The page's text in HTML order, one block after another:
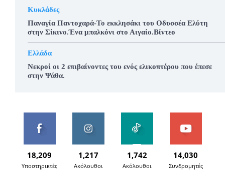
Κυκλάδες
Παναγία Παντοχαρά-Το εκκλησάκι του Οδυσσέα Ελύτη
στην Σίκινο.Ένα μπαλκόνι στο Αιγαίο.Βίντεο
Ελλάδα
Νεκροί οι 2 επιβαίνοντες του ενός ελικοπτέρου που έπεσε
στην Ψάθα.
18,209
Υποστηρικτές
1,217
Ακόλουθοι
1,742
Ακόλουθοι
14,030
Συνδρομητές